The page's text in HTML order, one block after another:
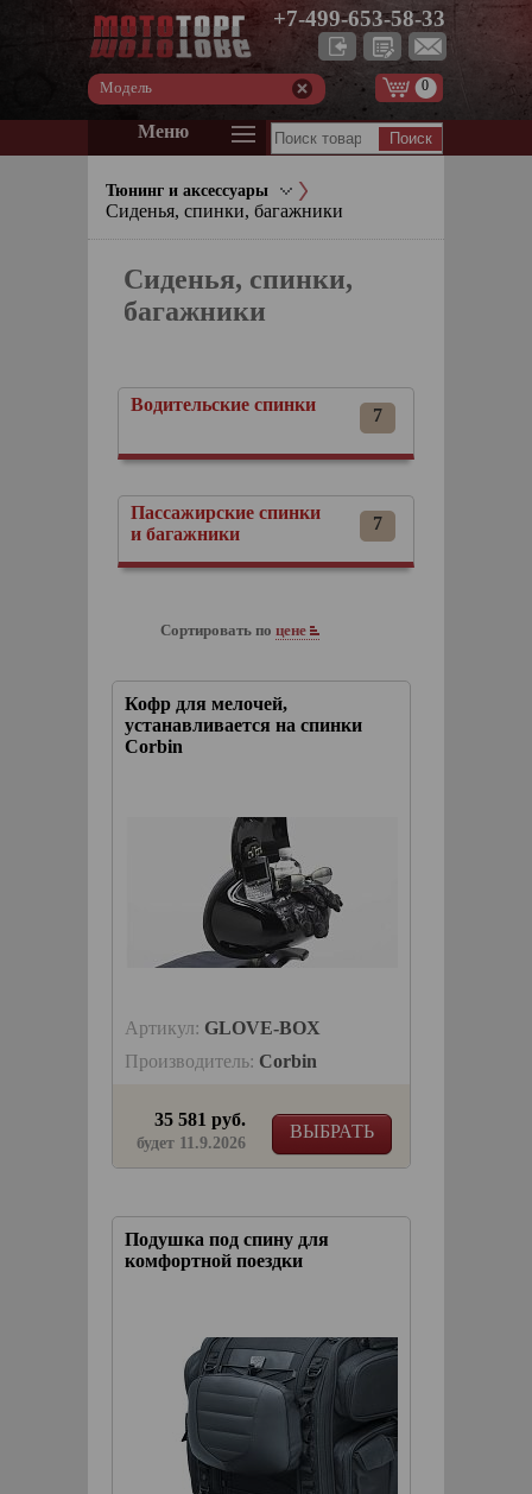
+7-499-653-58-33
Модель 0
Меню
Тюнинг и аксессуары
Сиденья, спинки, багажники
Сиденья, спинки,
багажники
Водительские спинки
7
Пассажирские спинки
и багажники
7
Сортировать по цене
Кофр для мелочей,
устанавливается на спинки
Corbin
Артикул: GLOVE-BOX
Производитель: Corbin
ВЫБРАТЬ
35 581 руб.
будет 11.9.2026
Подушка под спину для
комфортной поездки